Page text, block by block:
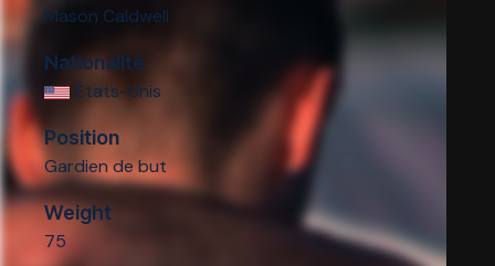
Mason Caldwell
Nationalité
États-Unis
Position
Gardien de but
Weight
75